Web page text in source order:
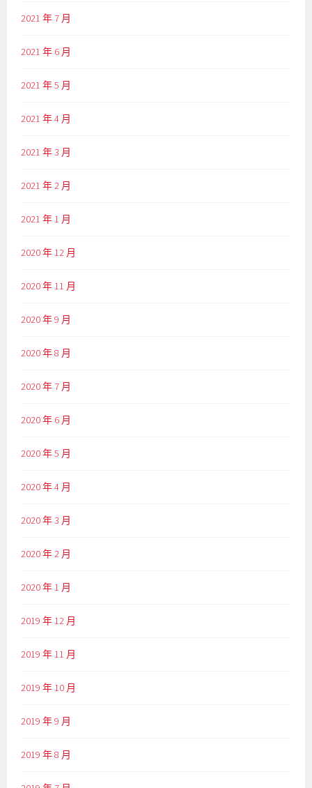
2021 年 7 月
2021 年 6 月
2021 年 5 月
2021 年 4 月
2021 年 3 月
2021 年 2 月
2021 年 1 月
2020 年 12 月
2020 年 11 月
2020 年 9 月
2020 年 8 月
2020 年 7 月
2020 年 6 月
2020 年 5 月
2020 年 4 月
2020 年 3 月
2020 年 2 月
2020 年 1 月
2019 年 12 月
2019 年 11 月
2019 年 10 月
2019 年 9 月
2019 年 8 月